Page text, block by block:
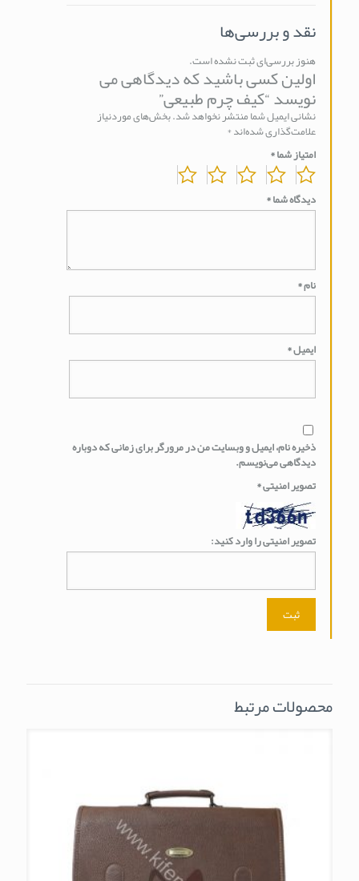
نقد و بررسی‌ها
هنوز بررسی‌ای ثبت نشده است.
اولین کسی باشید که دیدگاهی می
نویسد “کیف چرم طبیعی”
نشانی ایمیل شما منتشر نخواهد شد.بخش‌های موردنیاز
علامت‌گذاری شده‌اند*
امتیاز شما*
دیدگاه شما*
نام*
ایمیل*
ذخیره نام، ایمیل و وبسایت من در مرورگر برای زمانی که دوباره
دیدگاهی می‌نویسم.
تصویر امنیتی*
تصویر امنیتی را وارد کنید:
محصولات مرتبط